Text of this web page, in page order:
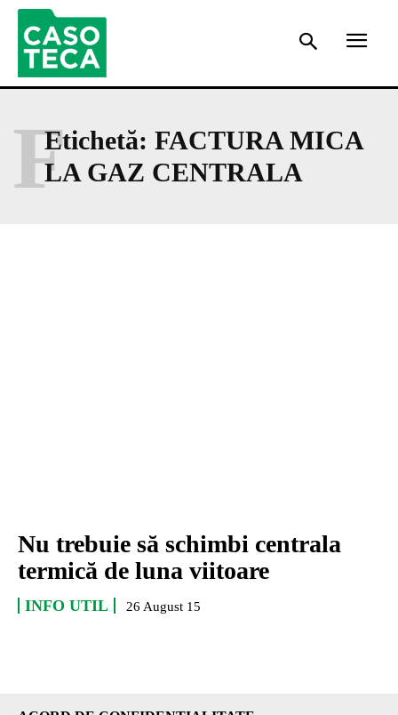
Etichetă: FACTURA MICA
LA GAZ CENTRALA
F
Nu trebuie să schimbi centrala
termică de luna viitoare
INFO UTIL 26 August 15